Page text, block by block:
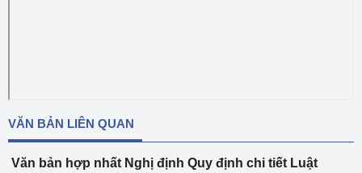
VĂN BẢN LIÊN QUAN
Văn bản hợp nhất Nghị định Quy định chi tiết Luật